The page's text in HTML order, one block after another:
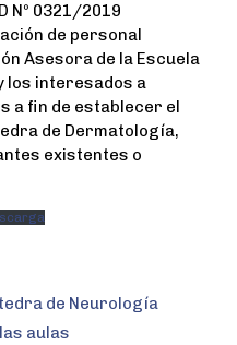
Nº 0321/2019
de personal
Asesora de la Escuela
los interesados a
a fin de establecer el
de Dermatología,
existentes o
de Neurología
aulas